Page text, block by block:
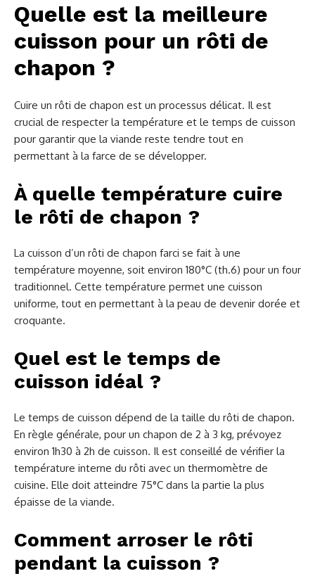
Quelle est la meilleure
cuisson pour un rôti de
chapon ?
Cuire un rôti de chapon est un processus délicat. Il est
crucial de respecter la température et le temps de cuisson
pour garantir que la viande reste tendre tout en
permettant à la farce de se développer.
À quelle température cuire
le rôti de chapon ?
La cuisson d’un rôti de chapon farci se fait à une
température moyenne, soit environ 180°C (th.6) pour un four
traditionnel. Cette température permet une cuisson
uniforme, tout en permettant à la peau de devenir dorée et
croquante.
Quel est le temps de
cuisson idéal ?
Le temps de cuisson dépend de la taille du rôti de chapon.
En règle générale, pour un chapon de 2 à 3 kg, prévoyez
environ 1h30 à 2h de cuisson. Il est conseillé de vérifier la
température interne du rôti avec un thermomètre de
cuisine. Elle doit atteindre 75°C dans la partie la plus
épaisse de la viande.
Comment arroser le rôti
pendant la cuisson ?